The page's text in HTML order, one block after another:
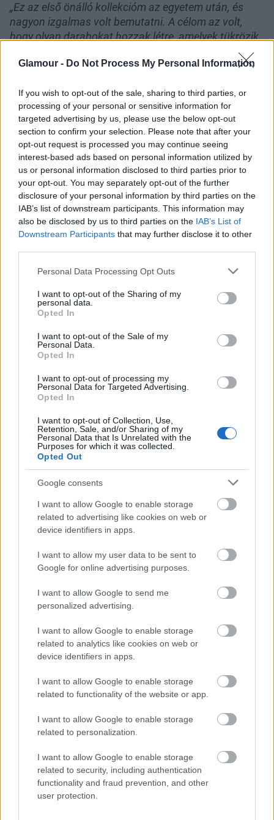
Glamour - Do Not Process My Personal Information
If you wish to opt-out of the sale, sharing to third parties, or
processing of your personal or sensitive information for
targeted advertising by us, please use the below opt-out
section to confirm your selection. Please note that after your
opt-out request is processed you may continue seeing
interest-based ads based on personal information utilized by
us or personal information disclosed to third parties prior to
your opt-out. You may separately opt-out of the further
disclosure of your personal information by third parties on the
IAB’s list of downstream participants. This information may
also be disclosed by us to third parties on the IAB’s List of
Downstream Participants that may further disclose it to other
Please note that this website/app uses one or more Google
not limited to your visit or usage behaviour. You may click to
grant or deny consent to Google and its third-party tags to
use your data for below specified purposes in below Google
consent section.
Personal Data Processing Opt Outs
I want to opt-out of the Sharing of my
personal data.
Opted In
I want to opt-out of the Sale of my
Personal Data.
Opted In
I want to opt-out of processing my
Personal Data for Targeted Advertising.
Opted In
I want to opt-out of Collection, Use,
Retention, Sale, and/or Sharing of my
Personal Data that Is Unrelated with the
Purposes for which it was collected.
Opted Out
Google consents
I want to allow Google to enable storage
related to advertising like cookies on web or
device identifiers in apps.
I want to allow my user data to be sent to
Google for online advertising purposes.
I want to allow Google to send me
personalized advertising.
I want to allow Google to enable storage
related to analytics like cookies on web or
device identifiers in apps.
I want to allow Google to enable storage
related to functionality of the website or app.
I want to allow Google to enable storage
related to personalization.
I want to allow Google to enable storage
related to security, including authentication
functionality and fraud prevention, and other
user protection.
„Ez az első önálló kollekcióm az egyetem után, és
nagyon izgalmas volt bemutatni. A célom az volt,
hogy olyan darabokat hozzak létre, amelyek tükrözik
tapasztalataimat. A kötött és szövött anyagok
két szakirányom voltak az egyetemen. Az anyagok
keverése, rétegezése és a különböző textúrák
kombinálása izgalmas lehetőségeket kínál a
viselőknek. Fenntarthatóságra törekszem, és
szeretném, ha ezek a darabok hosszú távon is
hordhatóak lennének.”
Vanda Klein 2025 tavasz-nyár
HFDA / The Sparkle Content